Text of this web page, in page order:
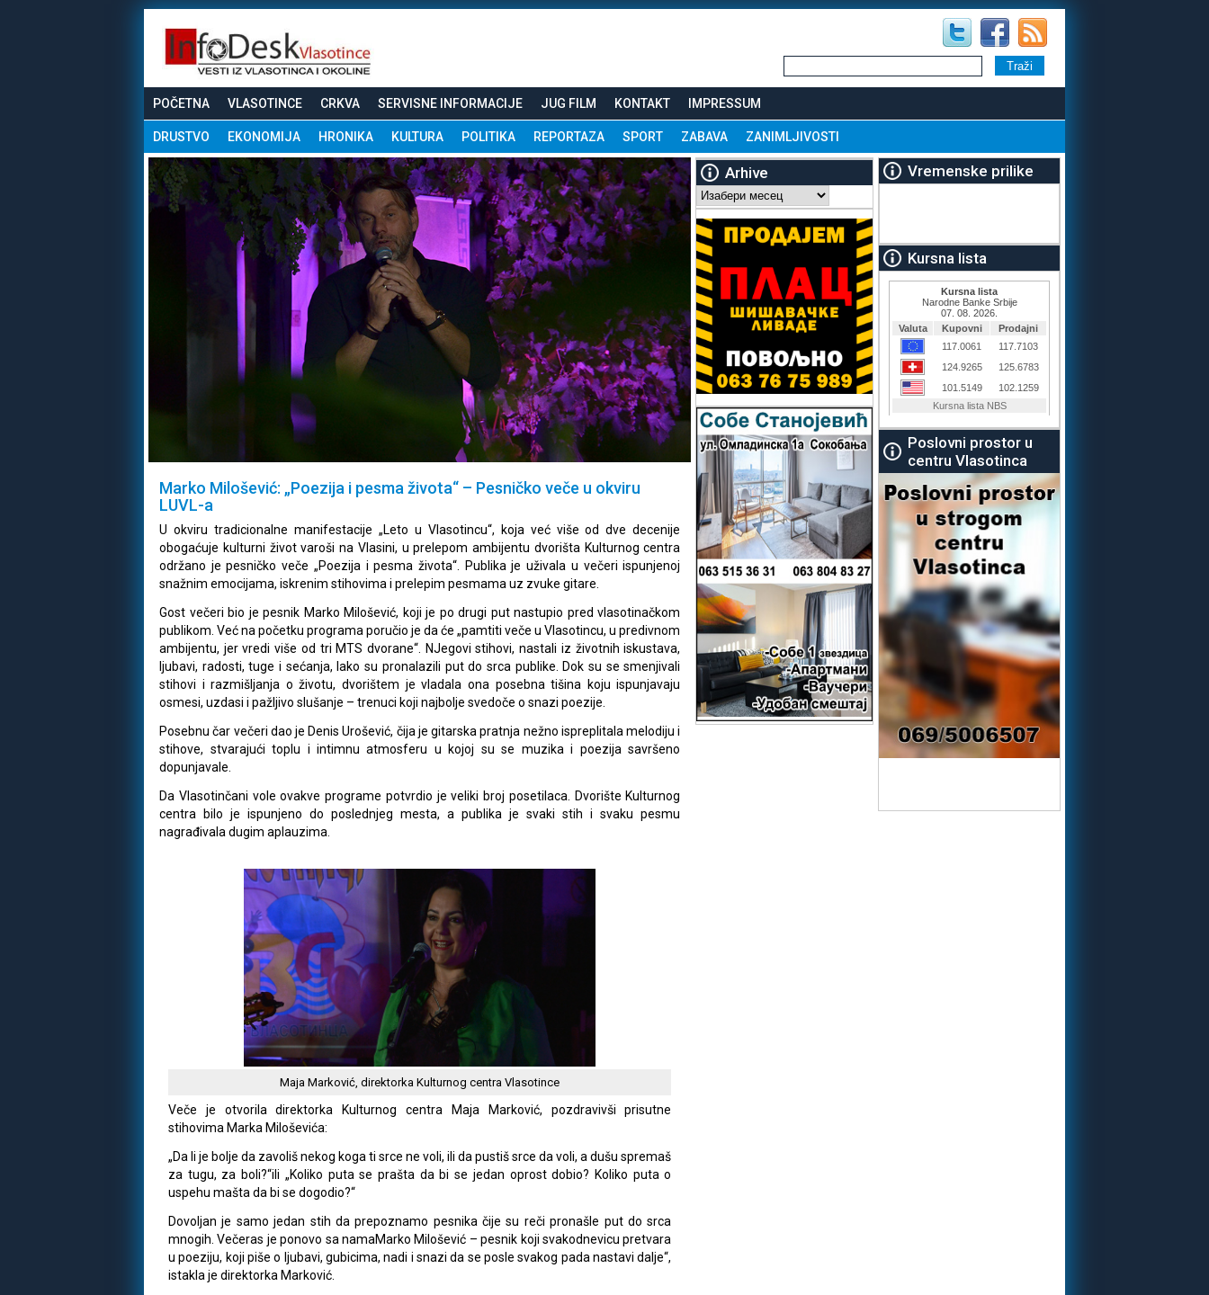
POČETNA VLASOTINCE CRKVA SERVISNE INFORMACIJE JUG FILM KONTAKT IMPRESSUM
DRUSTVO EKONOMIJA HRONIKA KULTURA POLITIKA REPORTAZA SPORT ZABAVA ZANIMLJIVOSTI
Marko Milošević: „Poezija i pesma života“ – Pesničko veče u okviru
LUVL-a
U okviru tradicionalne manifestacije „Leto u Vlasotincu“, koja već više od dve decenije
obogaćuje kulturni život varoši na Vlasini, u prelepom ambijentu dvorišta Kulturnog centra
održano je pesničko veče „Poezija i pesma života“. Publika je uživala u večeri ispunjenoj
snažnim emocijama, iskrenim stihovima i prelepim pesmama uz zvuke gitare.
Gost večeri bio je pesnik Marko Milošević, koji je po drugi put nastupio pred vlasotinačkom
publikom. Već na početku programa poručio je da će „pamtiti veče u Vlasotincu, u predivnom
ambijentu, jer vredi više od tri MTS dvorane“. NJegovi stihovi, nastali iz životnih iskustava,
ljubavi, radosti, tuge i sećanja, lako su pronalazili put do srca publike. Dok su se smenjivali
stihovi i razmišljanja o životu, dvorištem je vladala ona posebna tišina koju ispunjavaju
osmesi, uzdasi i pažljivo slušanje – trenuci koji najbolje svedoče o snazi poezije.
Posebnu čar večeri dao je Denis Urošević, čija je gitarska pratnja nežno ispreplitala melodiju i
stihove, stvarajući toplu i intimnu atmosferu u kojoj su se muzika i poezija savršeno
dopunjavale.
Da Vlasotinčani vole ovakve programe potvrdio je veliki broj posetilaca. Dvorište Kulturnog
centra bilo je ispunjeno do poslednjeg mesta, a publika je svaki stih i svaku pesmu
nagrađivala dugim aplauzima.
Maja Marković, direktorka Kulturnog centra Vlasotince
Veče je otvorila direktorka Kulturnog centra Maja Marković, pozdravivši prisutne
stihovima Marka Miloševića:
„Da li je bolje da zavoliš nekog koga ti srce ne voli, ili da pustiš srce da voli, a dušu spremaš
za tugu, za boli?“ili „Koliko puta se prašta da bi se jedan oprost dobio? Koliko puta o
uspehu mašta da bi se dogodio?“
Dovoljan je samo jedan stih da prepoznamo pesnika čije su reči pronašle put do srca
mnogih. Večeras je ponovo sa namaMarko Milošević – pesnik koji svakodnevicu pretvara
u poeziju, koji piše o ljubavi, gubicima, nadi i snazi da se posle svakog pada nastavi dalje“,
istakla je direktorka Marković.
Arhive
Arhive
Vremenske prilike
Kursna lista
Poslovni prostor u
centru Vlasotinca